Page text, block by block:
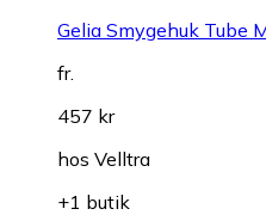
Gelia Smygehuk Tube
fr.
457 kr
hos Velltra
+1 butik